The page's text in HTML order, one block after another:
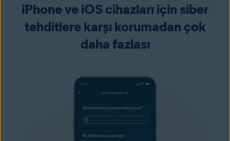
iPhone ve iOS cihazları için siber
tehditlere karşı korumadan çok
daha fazlası